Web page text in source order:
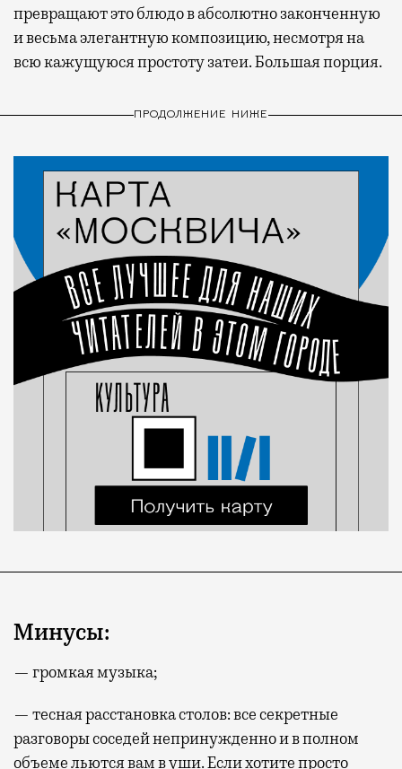
превращают это блюдо в абсолютно законченную
и весьма элегантную композицию, несмотря на
всю кажущуюся простоту затеи. Большая порция.
ПРОДОЛЖЕНИЕ НИЖЕ
Минусы:
— громкая музыка;
— тесная расстановка столов: все секретные
разговоры соседей непринужденно и в полном
объеме льются вам в уши. Если хотите просто